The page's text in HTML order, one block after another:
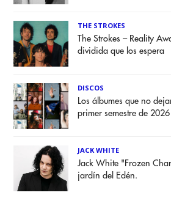
THE STROKES
The Strokes – Reality
dividida que los espera
DISCOS
Los álbumes que no
primer semestre de 2026
JACK WHITE
Jack White "Frozen
jardín del Edén.